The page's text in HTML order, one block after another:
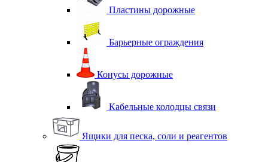
Пластины дорожные
Барьерные ограждения
Конусы дорожные
Кабельные колодцы связи
Ящики для песка, соли и реагентов